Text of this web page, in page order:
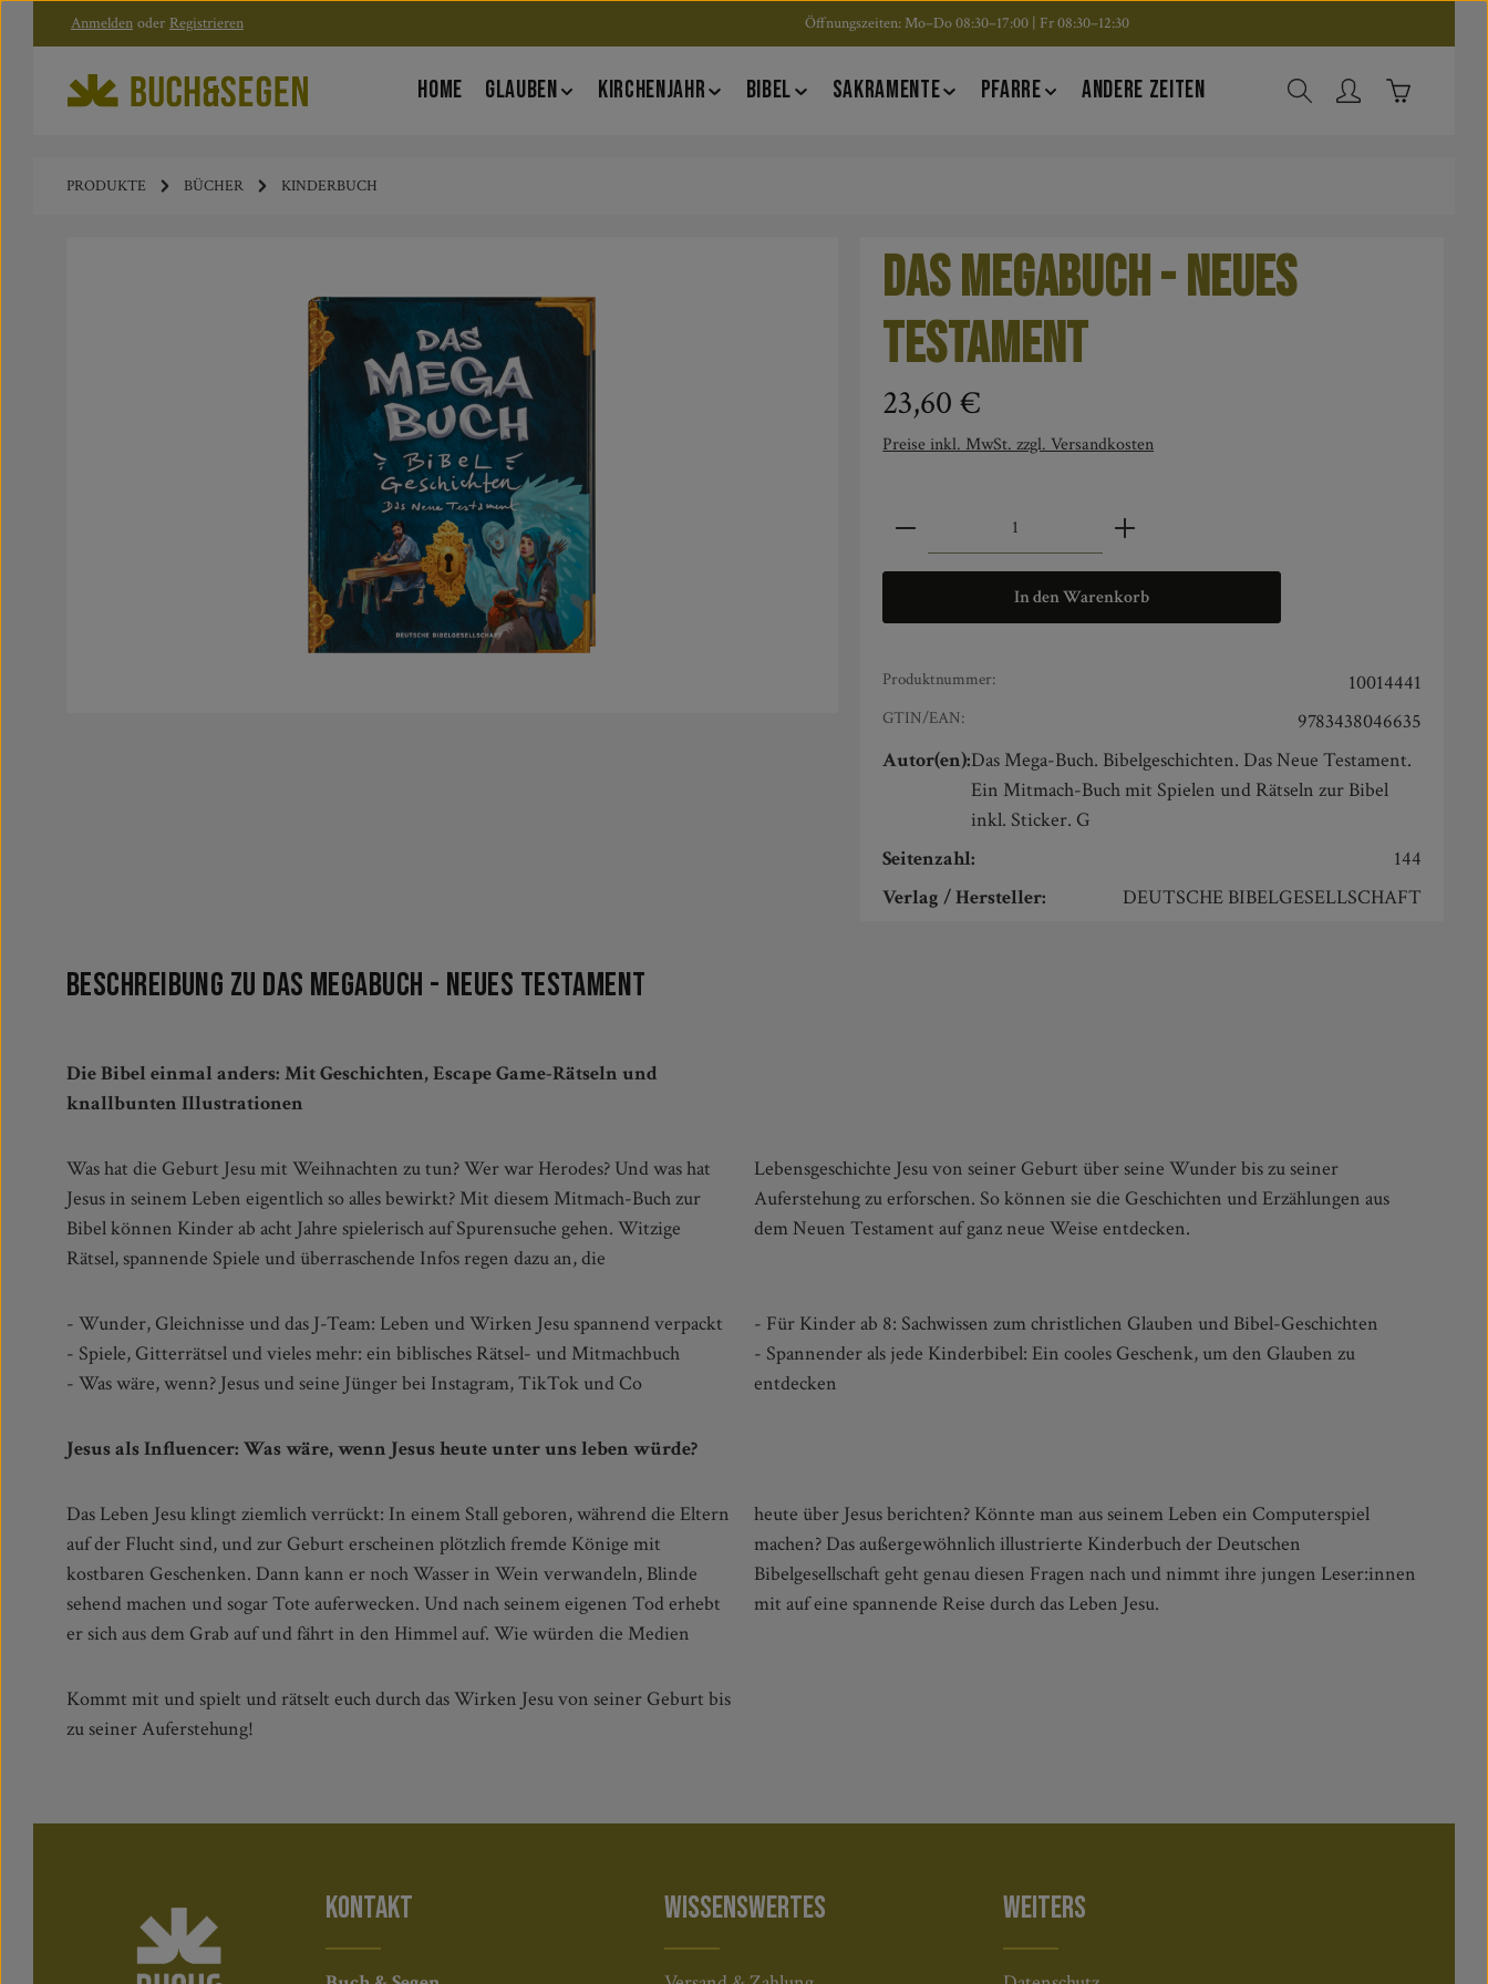
Zum Hauptinhalt springen
Zur Hauptnavigation springen
Anmelden oder Registrieren Öffnungszeiten: Mo–Do 08:30–17:00 | Fr 08:30–12:30
HOME GLAUBEN KIRCHENJAHR BIBEL SAKRAMENTE PFARRE ANDERE ZEITEN Warenkorb
PRODUKTE BÜCHER KINDERBUCH
Das Megabuch - Neues
Testament
Regulärer Preis:
23,60 €
Preise inkl. MwSt. zzgl. Versandkosten
Produkt Anzahl: Gib den gewünschten Wert ein oder
In den Warenkorb
Produktnummer: 10014441
GTIN/EAN:
9783438046635
Autor(en):Das Mega-Buch. Bibelgeschichten. Das Neue Testament.
Ein Mitmach-Buch mit Spielen und Rätseln zur Bibel
inkl. Sticker. G
Seitenzahl:
144
Verlag / Hersteller:
DEUTSCHE BIBELGESELLSCHAFT
Beschreibung zu Das Megabuch - Neues Testament
Die Bibel einmal anders: Mit Geschichten, Escape Game-Rätseln und
knallbunten Illustrationen
Was hat die Geburt Jesu mit Weihnachten zu tun? Wer war Herodes? Und was hat
Jesus in seinem Leben eigentlich so alles bewirkt? Mit diesem Mitmach-Buch zur
Bibel können Kinder ab acht Jahre spielerisch auf Spurensuche gehen. Witzige
Rätsel, spannende Spiele und überraschende Infos regen dazu an, die
Lebensgeschichte Jesu von seiner Geburt über seine Wunder bis zu seiner
Auferstehung zu erforschen. So können sie die Geschichten und Erzählungen aus
dem Neuen Testament auf ganz neue Weise entdecken.
- Wunder, Gleichnisse und das J-Team: Leben und Wirken Jesu spannend verpackt
- Spiele, Gitterrätsel und vieles mehr: ein biblisches Rätsel- und Mitmachbuch
- Was wäre, wenn? Jesus und seine Jünger bei Instagram, TikTok und Co
- Für Kinder ab 8: Sachwissen zum christlichen Glauben und Bibel-Geschichten
- Spannender als jede Kinderbibel: Ein cooles Geschenk, um den Glauben zu
entdecken
Jesus als Influencer: Was wäre, wenn Jesus heute unter uns leben würde?
Das Leben Jesu klingt ziemlich verrückt: In einem Stall geboren, während die Eltern
auf der Flucht sind, und zur Geburt erscheinen plötzlich fremde Könige mit
kostbaren Geschenken. Dann kann er noch Wasser in Wein verwandeln, Blinde
sehend machen und sogar Tote auferwecken. Und nach seinem eigenen Tod erhebt
er sich aus dem Grab auf und fährt in den Himmel auf. Wie würden die Medien
heute über Jesus berichten? Könnte man aus seinem Leben ein Computerspiel
machen? Das außergewöhnlich illustrierte Kinderbuch der Deutschen
Bibelgesellschaft geht genau diesen Fragen nach und nimmt ihre jungen Leser:innen
mit auf eine spannende Reise durch das Leben Jesu.
Kommt mit und spielt und rätselt euch durch das Wirken Jesu von seiner Geburt bis
zu seiner Auferstehung!
KONTAKT WISSENSWERTES WEITERS